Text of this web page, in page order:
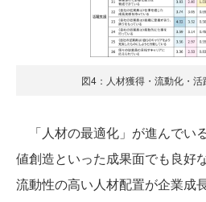
図4：人材獲得・流動化・
「人材の最適化」が進んでい
値創造といった成果面でも良好
流動性の高い人材配置が企業成